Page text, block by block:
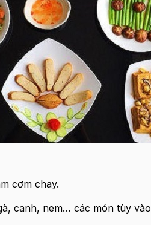
cơm chay.
canh, nem… các món tùy